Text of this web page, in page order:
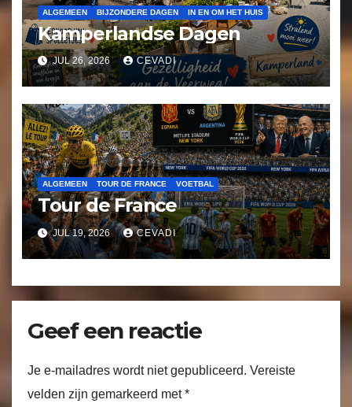
ALGEMEEN BIJZONDERE DAGEN IN EN OM HET HUIS
Kamperlandse Dagen
JUL 26, 2026 CEVADI
ALGEMEEN TOUR DE FRANCE VOETBAL
Tour de France
JUL 19, 2026 CEVADI
Geef een reactie
Je e-mailadres wordt niet gepubliceerd. Vereiste
velden zijn gemarkeerd met*